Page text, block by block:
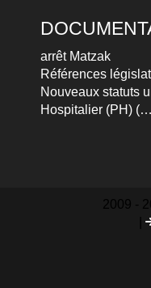
arrêt Matzak
Références
Nouveaux statuts
Hospitalier (PH)
2009 -